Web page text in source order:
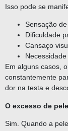
Isso pode se
Sensação
Dificuldade
Cansaço
Em alguns casos,
constantemente
dor na testa e
O excesso de
Sim. Quando a